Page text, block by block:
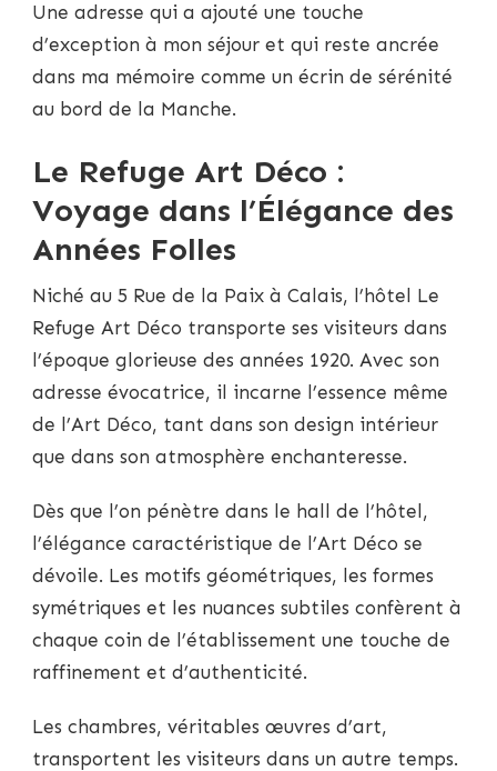
Une adresse qui a ajouté une touche
d’exception à mon séjour et qui reste ancrée
dans ma mémoire comme un écrin de sérénité
au bord de la Manche.
Le Refuge Art Déco :
Voyage dans l’Élégance des
Années Folles
Niché au 5 Rue de la Paix à Calais, l’hôtel Le
Refuge Art Déco transporte ses visiteurs dans
l’époque glorieuse des années 1920. Avec son
adresse évocatrice, il incarne l’essence même
de l’Art Déco, tant dans son design intérieur
que dans son atmosphère enchanteresse.
Dès que l’on pénètre dans le hall de l’hôtel,
l’élégance caractéristique de l’Art Déco se
dévoile. Les motifs géométriques, les formes
symétriques et les nuances subtiles confèrent à
chaque coin de l’établissement une touche de
raffinement et d’authenticité.
Les chambres, véritables œuvres d’art,
transportent les visiteurs dans un autre temps.